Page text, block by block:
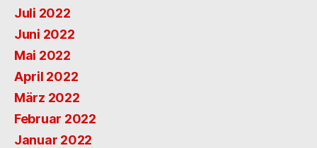
Juli 2022
Juni 2022
Mai 2022
April 2022
März 2022
Februar 2022
Januar 2022